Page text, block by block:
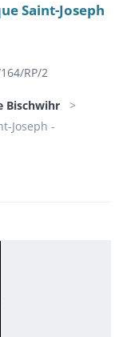
Saint-Joseph
RP/2
Bischwihr
Joseph -